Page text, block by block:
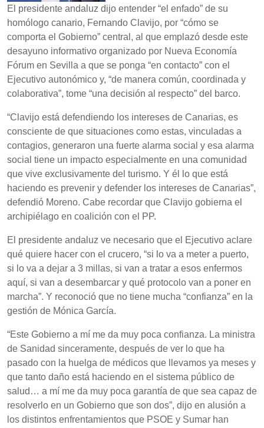
El presidente andaluz dijo entender “el enfado” de su
homólogo canario, Fernando Clavijo, por “cómo se
comporta el Gobierno” central, al que emplazó desde este
desayuno informativo organizado por Nueva Economía
Fórum en Sevilla a que se ponga “en contacto” con el
Ejecutivo autonómico y, “de manera común, coordinada y
colaborativa”, tome “una decisión al respecto” del barco.
“Clavijo está defendiendo los intereses de Canarias, es
consciente de que situaciones como estas, vinculadas a
contagios, generaron una fuerte alarma social y esa alarma
social tiene un impacto especialmente en una comunidad
que vive exclusivamente del turismo. Y él lo que está
haciendo es prevenir y defender los intereses de Canarias”,
defendió Moreno. Cabe recordar que Clavijo gobierna el
archipiélago en coalición con el PP.
El presidente andaluz ve necesario que el Ejecutivo aclare
qué quiere hacer con el crucero, “si lo va a meter a puerto,
si lo va a dejar a 3 millas, si van a tratar a esos enfermos
aquí, si van a desembarcar y qué protocolo van a poner en
marcha”. Y reconoció que no tiene mucha “confianza” en la
gestión de Mónica García.
“Este Gobierno a mí me da muy poca confianza. La ministra
de Sanidad sinceramente, después de ver lo que ha
pasado con la huelga de médicos que llevamos ya meses y
que tanto daño está haciendo en el sistema público de
salud… a mí me da muy poca garantía de que sea capaz de
resolverlo en un Gobierno que son dos”, dijo en alusión a
los distintos enfrentamientos que PSOE y Sumar han